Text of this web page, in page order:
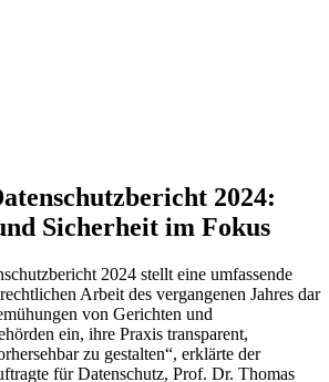
2024:
Sicherheit im Fokus
2024 stellt eine umfassende
Arbeit des vergangenen Jahres dar
von Gerichten und
ein, ihre Praxis transparent,
zu gestalten“, erklärte der
für Datenschutz, Prof. Dr. Thomas